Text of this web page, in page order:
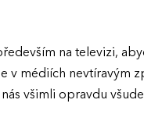
na televizi,
v médiích nevtíravým
všimli opravdu